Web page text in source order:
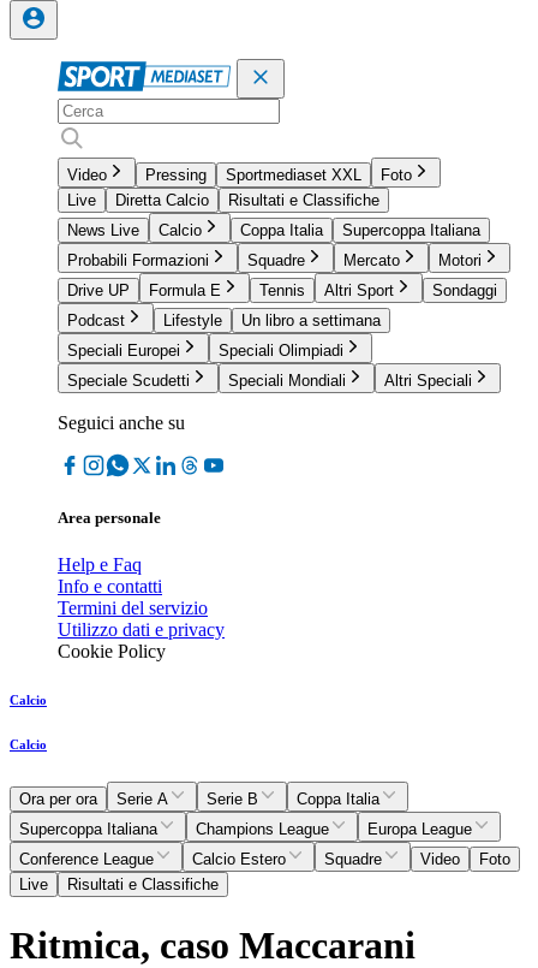
Video Pressing Sportmediaset XXL
Foto
Live
Diretta Calcio
Risultati e Classifiche
News Live
Calcio Coppa Italia
Supercoppa Italiana
Probabili Formazioni
Squadre Mercato
Motori
Drive UP
Formula E Tennis Altri Sport
Sondaggi
Podcast
Lifestyle
Un libro a settimana
Speciali Europei
Speciali Olimpiadi
Speciale Scudetti
Speciali Mondiali Altri Speciali
Seguici anche su
Area personale
Help e Faq
Info e contatti
Termini del servizio
Utilizzo dati e privacy
Cookie Policy
Calcio
Calcio
Ora per ora Serie A Serie B
Coppa Italia
Supercoppa Italiana
Champions League
Europa League
Conference League
Calcio Estero Squadre Video
Foto
Live
Risultati e Classifiche
Ritmica, caso Maccarani